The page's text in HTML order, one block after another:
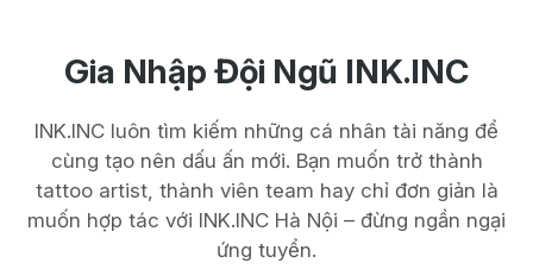
Gia Nhập Đội Ngũ INK.INC
INK.INC luôn tìm kiếm những cá nhân tài năng để
cùng tạo nên dấu ấn mới. Bạn muốn trở thành
tattoo artist, thành viên team hay chỉ đơn giản là
muốn hợp tác với INK.INC Hà Nội – đừng ngần ngại
ứng tuyển.